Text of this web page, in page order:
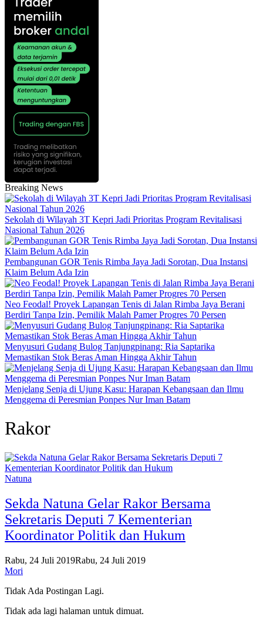
Breaking News
Sekolah di Wilayah 3T Kepri Jadi Prioritas Program Revitalisasi
Nasional Tahun 2026
Pembangunan GOR Tenis Rimba Jaya Jadi Sorotan, Dua Instansi
Klaim Belum Ada Izin
Neo Feodal! Proyek Lapangan Tenis di Jalan Rimba Jaya Berani
Berdiri Tanpa Izin, Pemilik Malah Pamer Progres 70 Persen
Menyusuri Gudang Bulog Tanjungpinang: Ria Saptarika
Memastikan Stok Beras Aman Hingga Akhir Tahun
Menjelang Senja di Ujung Kasu: Harapan Kebangsaan dan Ilmu
Menggema di Peresmian Ponpes Nur Iman Batam
Rakor
Natuna
Sekda Natuna Gelar Rakor Bersama
Sekretaris Deputi 7 Kementerian
Koordinator Politik dan Hukum
Rabu, 24 Juli 2019Rabu, 24 Juli 2019
Mori
Tidak Ada Postingan Lagi.
Tidak ada lagi halaman untuk dimuat.